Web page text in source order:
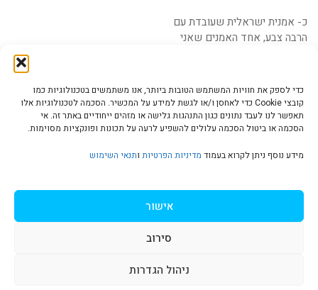
כדי לספק את חוויות המשתמש הטובות ביותר, אנו משתמשים בטכנולוגיות כמו
קובצי Cookie כדי לאחסן ו/או לגשת למידע על המכשיר. הסכמה לטכנולוגיות אלו
תאפשר לנו לעבד נתונים כגון התנהגות גלישה או מזהים ייחודיים באתר זה. אי
הסכמה או ביטול הסכמה עלולים להשפיע לרעה על תכונות ופונקציות מסוימות.
מידע נוסף ניתן לקרוא בעמוד מדיניות הפרטיות ותנאי השימוש
אישור
סירוב
ניהול הגדרות
כ- אמנית ישראלית שעובדת עם
הרבה צבע, אחד האמנים שאני
הצהרת נגישות | Accessibility